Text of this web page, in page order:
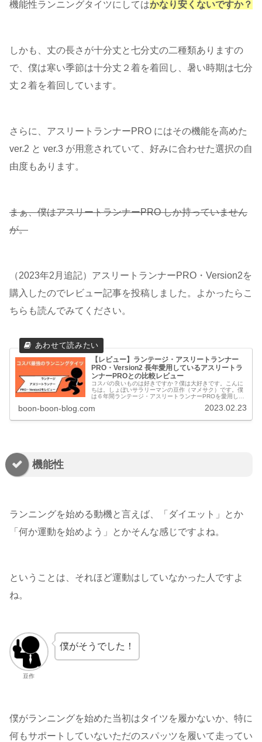
機能性ランニングタイツにしてはかなり安くないですか？
しかも、丈の長さが十分丈と七分丈の二種類ありますの
で、僕は寒い季節は十分丈２着を着回し、暑い時期は七分
丈２着を着回しています。
さらに、アスリートランナーPRO にはその機能を高めた
ver.2 と ver.3 が用意されていて、好みに合わせた選択の自
由度もあります。
まぁ、僕はアスリートランナーPRO しか持っていません
が。
（2023年2月追記）アスリートランナーPRO・Version2を
購入したのでレビュー記事を投稿しました。よかったらこ
ちらも読んでみてください。
【レビュー】ランテージ・アスリートランナー
PRO・Version2 長年愛用しているアスリートラ
ンナーPROとの比較レビュー
コスパの良いものは好きですか？僕は大好きです。こんに
ちは。しょぼいサラリーマンの豆作（マメサク）です。僕
は６年間ランテージ・アスリートランナーPROを愛用し続
るランテージ・アスリートランナ...
boon-boon-blog.com 2023.02.23
機能性
ランニングを始める動機と言えば、「ダイエット」とか
「何か運動を始めよう」とかそんな感じですよね。
ということは、それほど運動はしていなかった人ですよ
ね。
豆作
僕がそうでした！
僕がランニングを始めた当初はタイツを履かないか、特に
何もサポートしていないただのスパッツを履いて走ってい